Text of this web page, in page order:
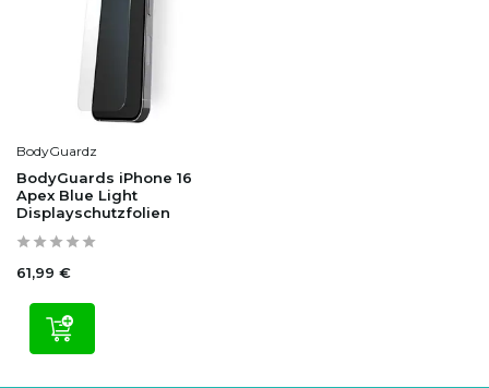
BodyGuardz
BodyGuards iPhone 16
Apex Blue Light
Displayschutzfolien
61,99 €